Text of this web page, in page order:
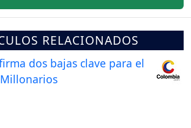
RELACIONADOS